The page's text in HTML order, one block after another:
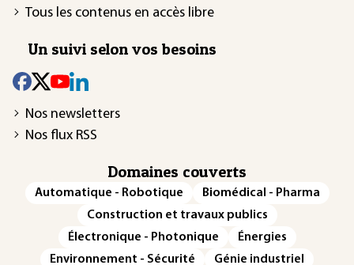
Tous les contenus en accès libre
Un suivi selon vos besoins
Nos newsletters
Nos flux RSS
Domaines couverts
Automatique - Robotique
Biomédical - Pharma
Construction et travaux publics
Électronique - Photonique
Énergies
Environnement - Sécurité
Génie industriel